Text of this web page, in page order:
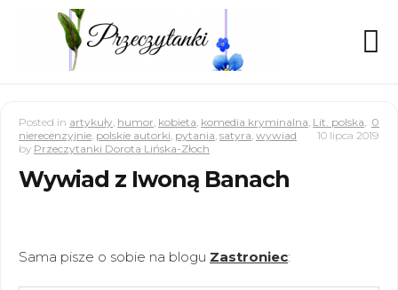
0
Posted in artykuły, humor, kobieta, komedia kryminalna, Lit. polska,
nierecenzyjnie, polskie autorki, pytania, satyra, wywiad
10 lipca 2019
by Przeczytanki Dorota Lińska-Złoch
Wywiad z Iwoną Banach
Sama pisze o sobie na blogu Zastroniec: